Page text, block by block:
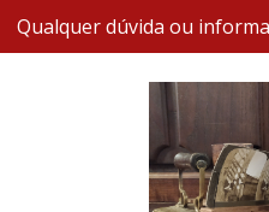
Qualquer dúvida ou